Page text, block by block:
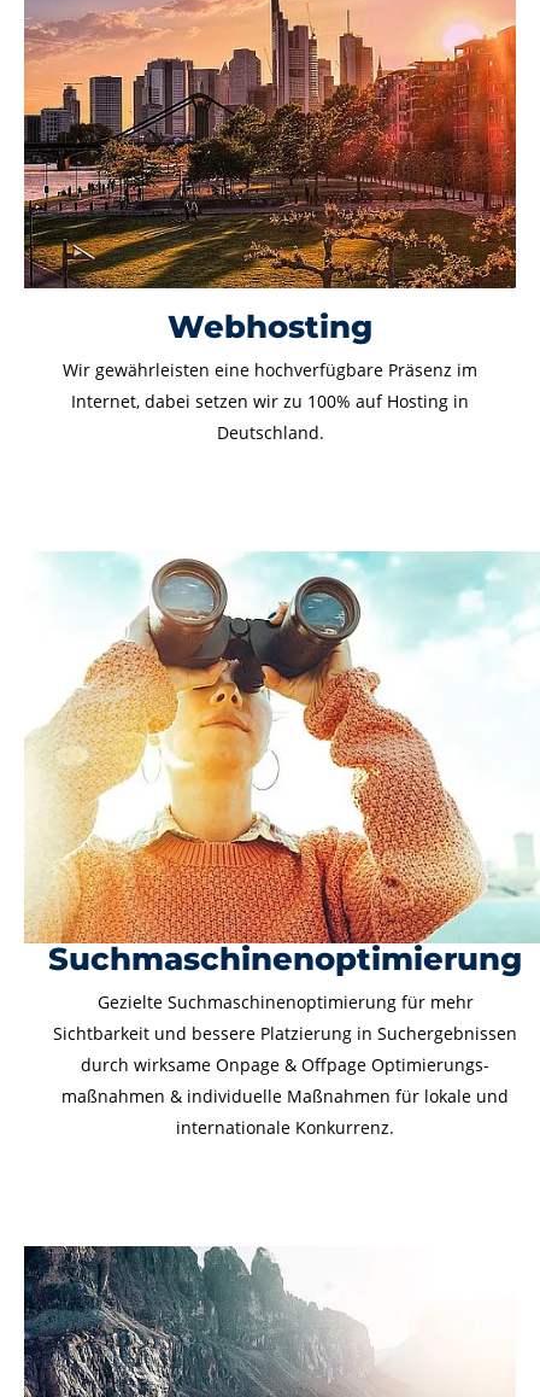
Webhosting
Wir gewährleisten eine hochverfügbare Präsenz im
Internet, dabei setzen wir zu 100% auf Hosting in
Deutschland.
Suchmaschinenoptimierung
Gezielte Such­maschinen­optimierung für mehr
Sichtbarkeit und bessere Platzierung in Suchergebnissen
durch wirksame Onpage & Offpage Optimierungs­
maßnahmen & individuelle Maßnahmen für lokale und
internationale Konkurrenz.